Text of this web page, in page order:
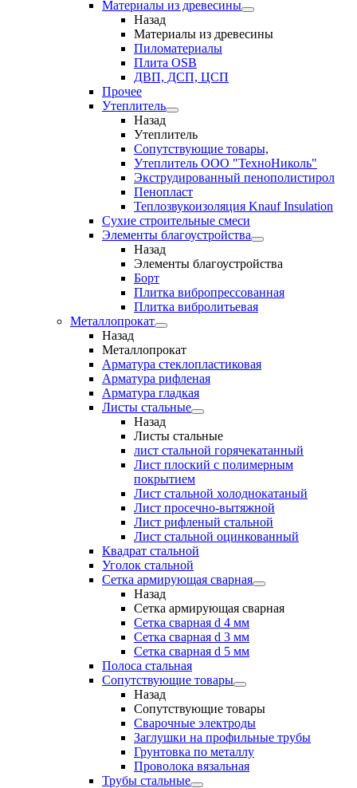
Материалы из древесины
Назад
Материалы из древесины
Пиломатериалы
Плита OSB
ДВП, ДСП, ЦСП
Прочее
Утеплитель
Назад
Утеплитель
Сопутствующие товары,
Утеплитель ООО "ТехноНиколь"
Экструдированный пенополистирол
Пенопласт
Теплозвукоизоляция Knauf Insulation
Сухие строительные смеси
Элементы благоустройства
Назад
Элементы благоустройства
Борт
Плитка вибропрессованная
Плитка вибролитьевая
Металлопрокат
Назад
Металлопрокат
Арматура стеклопластиковая
Арматура рифленая
Арматура гладкая
Листы стальные
Назад
Листы стальные
лист стальной горячекатанный
Лист плоский с полимерным
покрытием
Лист стальной холоднокатаный
Лист просечно-вытяжной
Лист рифленый стальной
Лист стальной оцинкованный
Квадрат стальной
Уголок стальной
Сетка армирующая сварная
Назад
Сетка армирующая сварная
Сетка сварная d 4 мм
Сетка сварная d 3 мм
Сетка сварная d 5 мм
Полоса стальная
Сопутствующие товары
Назад
Сопутствующие товары
Сварочные электроды
Заглушки на профильные трубы
Грунтовка по металлу
Проволока вязальная
Трубы стальные